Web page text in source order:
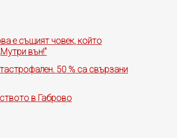
е същият човек, който
вън!"
50 % са свързани
в Габрово